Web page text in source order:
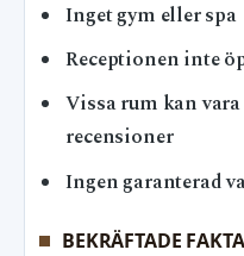
Inget gym eller spa
Receptionen inte
Vissa rum kan
recensioner
Ingen garanterad
BEKRÄFTADE FAKTA